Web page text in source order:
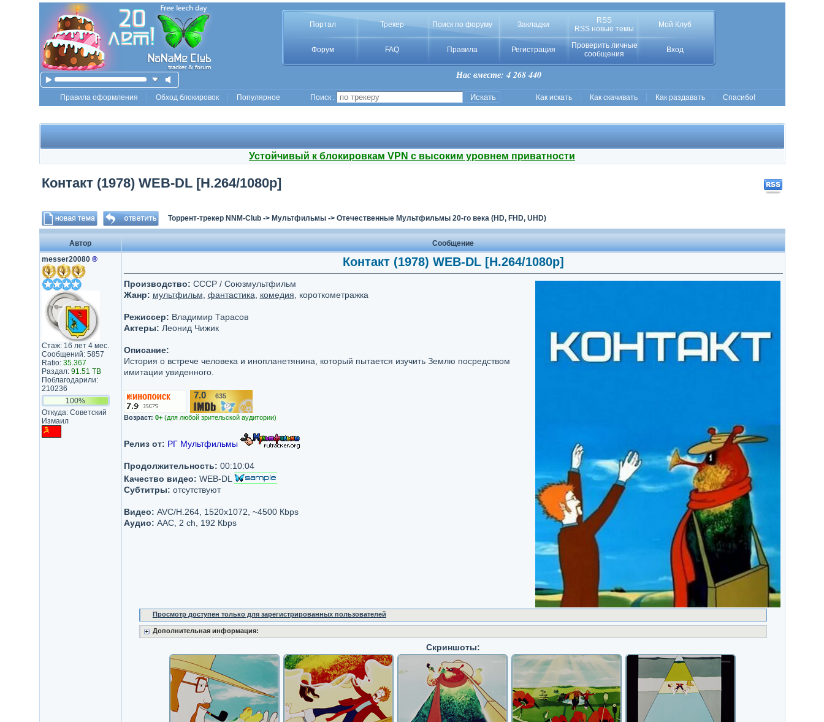
Портал Трекер Поиск по форуму Закладки
RSS
RSS новые темы
Мой Клуб
Форум FAQ Правила Регистрация
Проверить личные
сообщения
Вход
Нас вместе: 4 268 440
Правила оформления Обход блокировок Популярное Поиск : Как искать Как скачивать Как раздавать Спасибо!
Устойчивый к блокировкам VPN с высоким уровнем приватности
Контакт (1978) WEB-DL [H.264/1080p]
Торрент-трекер NNM-Club-> Мультфильмы-> Отечественные Мультфильмы 20-го века (HD, FHD, UHD)
Автор
Сообщение
messer20080 ®
Стаж: 16 лет 4 мес.
Сообщений: 5857
Ratio: 35.367
Раздал: 91.51 TB
Поблагодарили:
210236
100%
Откуда: Советский
Измаил
Контакт (1978) WEB-DL [H.264/1080p]
Производство: СССР / Союзмультфильм
Жанр: мультфильм фантастика комедия , короткометражка
Режиссер: Владимир Тарасов
Актеры: Леонид Чижик
Описание:
История о встрече человека и инопланетянина, который пытается изучить Землю посредством
имитации увиденного.
7.0/10 635
Возраст: 0+(для любой зрительской аудитории)
Релиз от: РГ Мультфильмы
Продолжительность: 00:10:04
Качество видео: WEB-DL
Субтитры: отсутствуют
Видео: AVC/H.264, 1520x1072, ~4500 Кbps
Аудио: AAC, 2 ch, 192 Кbps
Просмотр доступен только для зарегистрированных пользователей
Дополнительная информация:
Скриншоты: